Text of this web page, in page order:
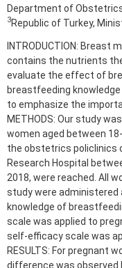
Department of
3Republic of Turkey,
INTRODUCTION: Breast
contains the nutrients
evaluate the effect of
breastfeeding
to emphasize the
METHODS: Our study
women aged between
the obstetrics policlinics
Research Hospital
2018, were reached. All
study were administered
knowledge of
scale was applied to
self-efficacy scale was
RESULTS: For pregnant
difference was